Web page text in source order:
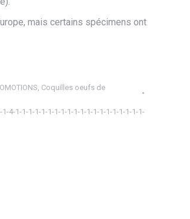
mais certains spécimens ont
, Coquilles oeufs de
4-1-1-1-1-1-1-1-1-1-1-1-1-1-1-1-1-1-1-1-1-